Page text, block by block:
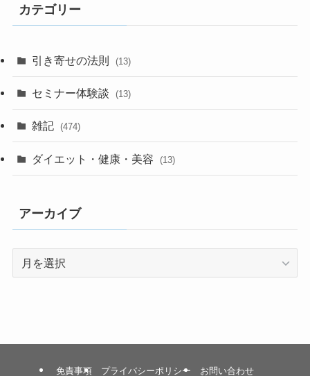
カテゴリー
引き寄せの法則 (13)
セミナー体験談 (13)
雑記 (474)
ダイエット・健康・美容 (13)
アーカイブ
免責事項 プライバシーポリシー お問い合わせ